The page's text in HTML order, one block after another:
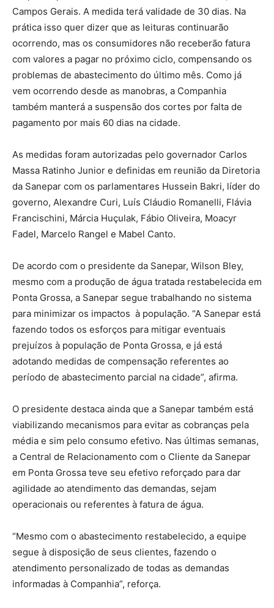
Campos Gerais. A medida terá validade de 30 dias. Na
prática isso quer dizer que as leituras continuarão
ocorrendo, mas os consumidores não receberão fatura
com valores a pagar no próximo ciclo, compensando os
problemas de abastecimento do último mês. Como já
vem ocorrendo desde as manobras, a Companhia
também manterá a suspensão dos cortes por falta de
pagamento por mais 60 dias na cidade.
As medidas foram autorizadas pelo governador Carlos
Massa Ratinho Junior e definidas em reunião da Diretoria
da Sanepar com os parlamentares Hussein Bakri, líder do
governo, Alexandre Curi, Luís Cláudio Romanelli, Flávia
Francischini, Márcia Huçulak, Fábio Oliveira, Moacyr
Fadel, Marcelo Rangel e Mabel Canto.
De acordo com o presidente da Sanepar, Wilson Bley,
mesmo com a produção de água tratada restabelecida em
Ponta Grossa, a Sanepar segue trabalhando no sistema
para minimizar os impactos à população. “A Sanepar está
fazendo todos os esforços para mitigar eventuais
prejuízos à população de Ponta Grossa, e já está
adotando medidas de compensação referentes ao
período de abastecimento parcial na cidade”, afirma.
O presidente destaca ainda que a Sanepar também está
viabilizando mecanismos para evitar as cobranças pela
média e sim pelo consumo efetivo. Nas últimas semanas,
a Central de Relacionamento com o Cliente da Sanepar
em Ponta Grossa teve seu efetivo reforçado para dar
agilidade ao atendimento das demandas, sejam
operacionais ou referentes à fatura de água.
“Mesmo com o abastecimento restabelecido, a equipe
segue à disposição de seus clientes, fazendo o
atendimento personalizado de todas as demandas
informadas à Companhia”, reforça.